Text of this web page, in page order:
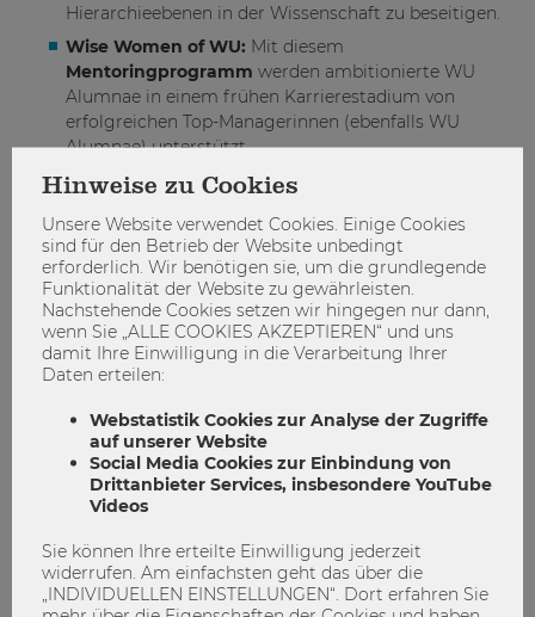
Hierarchieebenen in der Wissenschaft zu beseitigen.
Wise Women of WU: Mit diesem
Mentoringprogramm werden ambitionierte WU
Alumnae in einem frühen Karrierestadium von
erfolgreichen Top-Managerinnen (ebenfalls WU
Alumnae) unterstützt.
Karriereprogrammfür WU Wissenschaftlerinnen:
Jahren Wissenschaftlerinnen bei der Planung und
Gestaltung ihres ganz persönlichen Karriereweges.
Dr.-Maria-Schaumayer-Habilitationsstipendium:
Ziel desStipendiumsist es, Habilitandinnen die
kontinuierliche Arbeit an ihrem Habilitationsprojekt
zu ermöglichen, indem sie von allgemeinen Lehr- und
1999 vergeben.
Female Scholar Program
Nachwuchswissenschaftlerinnen der WU Wien mit
internationalen Top Forscherinnen zu vernetzen,
Wege für die eigene akademische Karriereplanung
aufzuzeigen.
Hinweise zu Cookies
Unsere Website verwendet Cookies. Einige Cookies
sind für den Betrieb der Website unbedingt
erforderlich. Wir benötigen sie, um die grundlegende
Funktionalität der Website zu gewährleisten.
Nachstehende Cookies setzen wir hingegen nur dann,
wenn Sie „ALLE COOKIES AKZEPTIEREN“ und uns
damit Ihre Einwilligung in die Verarbeitung Ihrer
Daten erteilen:
Webstatistik Cookies zur Analyse der Zugriffe
auf unserer Website
Social Media Cookies zur Einbindung von
Drittanbieter Services, insbesondere YouTube
Videos
Sie können Ihre erteilte Einwilligung jederzeit
widerrufen. Am einfachsten geht das über die
„INDIVIDUELLEN EINSTELLUNGEN“. Dort erfahren Sie